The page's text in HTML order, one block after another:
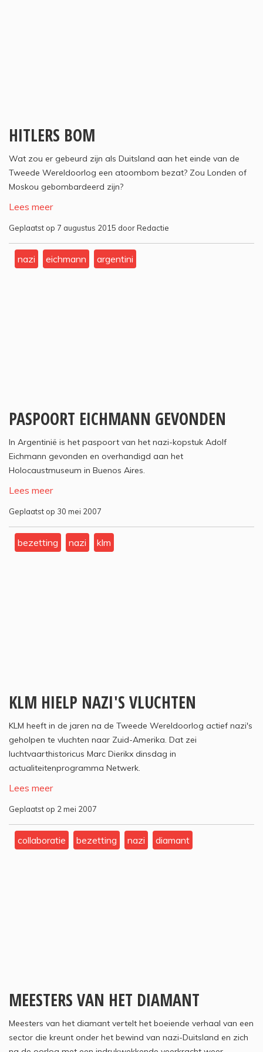
HITLERS BOM
Wat zou er gebeurd zijn als Duitsland aan het einde van de
Tweede Wereldoorlog een atoombom bezat? Zou Londen of
Moskou gebombardeerd zijn?
Lees meer
Geplaatst op 7 augustus 2015 door Redactie
nazi eichmann argentini
PASPOORT EICHMANN GEVONDEN
In Argentinië is het paspoort van het nazi-kopstuk Adolf
Eichmann gevonden en overhandigd aan het
Holocaustmuseum in Buenos Aires.
Lees meer
Geplaatst op 30 mei 2007
bezetting nazi klm
KLM HIELP NAZI'S VLUCHTEN
KLM heeft in de jaren na de Tweede Wereldoorlog actief nazi's
geholpen te vluchten naar Zuid-Amerika. Dat zei
luchtvaarthistoricus Marc Dierikx dinsdag in
actualiteitenprogramma Netwerk.
Lees meer
Geplaatst op 2 mei 2007
collaboratie bezetting nazi diamant
MEESTERS VAN HET DIAMANT
Meesters van het diamant vertelt het boeiende verhaal van een
sector die kreunt onder het bewind van nazi-Duitsland en zich